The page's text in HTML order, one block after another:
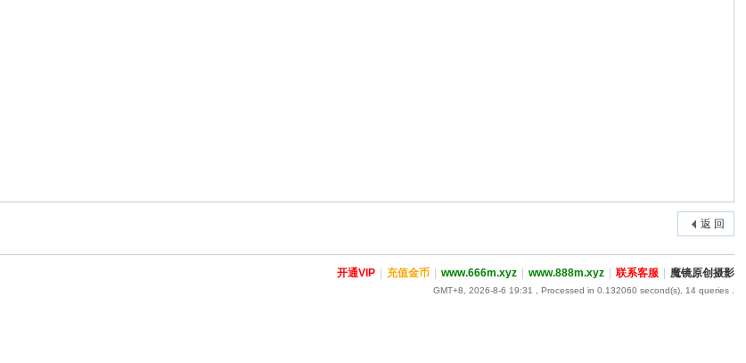
返 回
开通VIP 充值金币 www.666m.xyz www.888m.xyz 联系客服 魔镜原创摄影
GMT+8, 2026-8-6 19:31 , Processed in 0.132060 second(s), 14 queries .